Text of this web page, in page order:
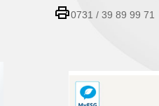
0731 / 39 89 99 71